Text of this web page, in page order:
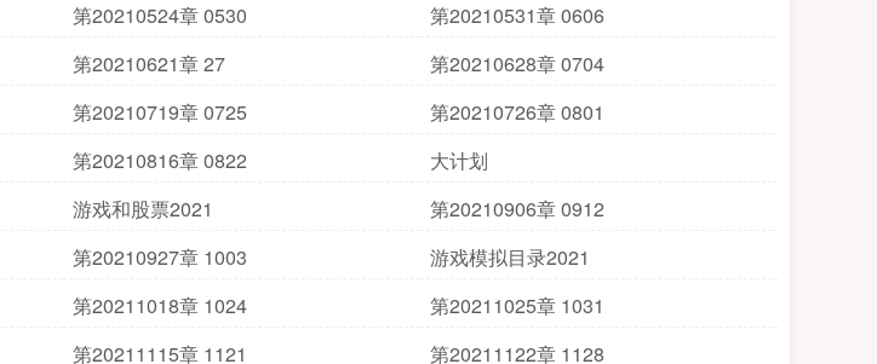
第20210524章 0530
第20210531章 0606
第20210621章 27
第20210628章 0704
第20210719章 0725
第20210726章 0801
第20210816章 0822
大计划
游戏和股票2021
第20210906章 0912
第20210927章 1003
游戏模拟目录2021
第20211018章 1024
第20211025章 1031
第20211115章 1121
第20211122章 1128